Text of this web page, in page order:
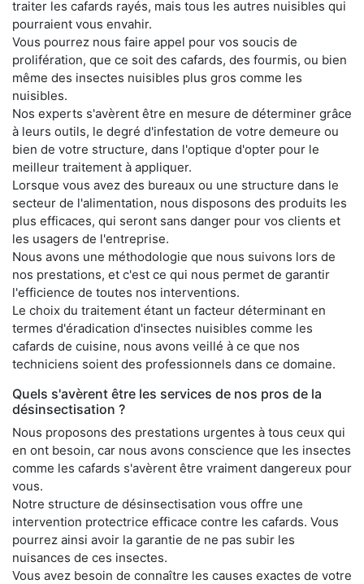
traiter les cafards rayés, mais tous les autres nuisibles qui
pourraient vous envahir.
Vous pourrez nous faire appel pour vos soucis de
prolifération, que ce soit des cafards, des fourmis, ou bien
même des insectes nuisibles plus gros comme les
nuisibles.
Nos experts s'avèrent être en mesure de déterminer grâce
à leurs outils, le degré d'infestation de votre demeure ou
bien de votre structure, dans l'optique d'opter pour le
meilleur traitement à appliquer.
Lorsque vous avez des bureaux ou une structure dans le
secteur de l'alimentation, nous disposons des produits les
plus efficaces, qui seront sans danger pour vos clients et
les usagers de l'entreprise.
Nous avons une méthodologie que nous suivons lors de
nos prestations, et c'est ce qui nous permet de garantir
l'efficience de toutes nos interventions.
Le choix du traitement étant un facteur déterminant en
termes d'éradication d'insectes nuisibles comme les
cafards de cuisine, nous avons veillé à ce que nos
techniciens soient des professionnels dans ce domaine.
Quels s'avèrent être les services de nos pros de la
désinsectisation ?
Nous proposons des prestations urgentes à tous ceux qui
en ont besoin, car nous avons conscience que les insectes
comme les cafards s'avèrent être vraiment dangereux pour
vous.
Notre structure de désinsectisation vous offre une
intervention protectrice efficace contre les cafards. Vous
pourrez ainsi avoir la garantie de ne pas subir les
nuisances de ces insectes.
Vous avez besoin de connaître les causes exactes de votre